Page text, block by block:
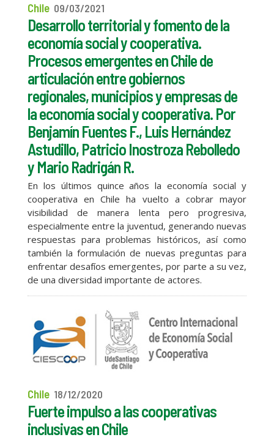
Chile 09/03/2021
Desarrollo territorial y fomento de la
economía social y cooperativa.
Procesos emergentes en Chile de
articulación entre gobiernos
regionales, municipios y empresas de
la economía social y cooperativa. Por
Benjamín Fuentes F., Luis Hernández
Astudillo, Patricio Inostroza Rebolledo
y Mario Radrigán R.
En los últimos quince años la economía social y
cooperativa en Chile ha vuelto a cobrar mayor
visibilidad de manera lenta pero progresiva,
especialmente entre la juventud, generando nuevas
respuestas para problemas históricos, así como
también la formulación de nuevas preguntas para
enfrentar desafíos emergentes, por parte a su vez,
de una diversidad importante de actores.
Chile 18/12/2020
Fuerte impulso a las cooperativas
inclusivas en Chile